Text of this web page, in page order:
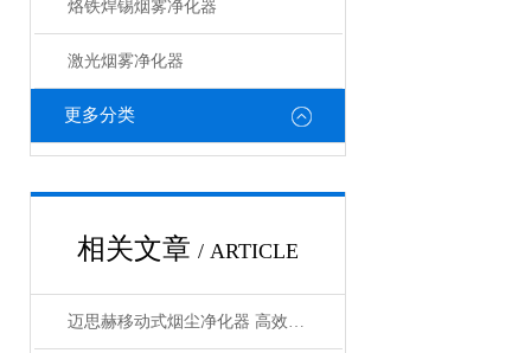
烙铁焊锡烟雾净化器
激光烟雾净化器
更多分类
相关文章 / ARTICLE
迈思赫移动式烟尘净化器 高效HEPA过滤 低噪音静音设计 过环评认证 工厂直销